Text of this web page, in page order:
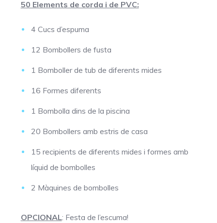
50 Elements de corda i de PVC:
4 Cucs d’espuma
12 Bombollers de fusta
1 Bomboller de tub de diferents mides
16 Formes diferents
1 Bombolla dins de la piscina
20 Bombollers amb estris de casa
15 recipients de diferents mides i formes amb
líquid de bombolles
2 Màquines de bombolles
OPCIONAL: Festa de l’escuma!